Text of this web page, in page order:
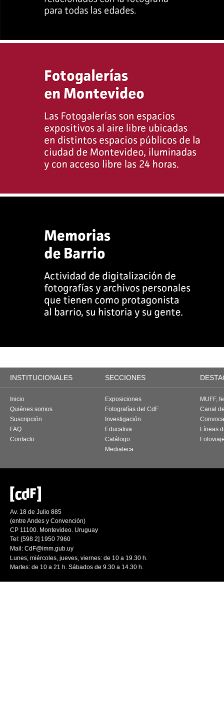
INSTITUCIONALES SECCIONES
Inicio
Quiénes somos
Suscripción
FAQ
Contacto
Exposiciones
Fotografías del CdF
Investigación
Educativa
Catálogo
Mediateca
MUFF,
Canal
Líneas
Av. 18 de Julio 885
(entre Andes y Convención)
CP 11100. Montevideo. Uruguay
Tel: [598 2] 1950 7960
Mail: CdF@imm.gub.uy
Lunes, miércoles, jueves, viernes: de 10 a 19.30 h.
Martes: de 10 a 21 h. Sábados de 9.30 a 14.30 h.